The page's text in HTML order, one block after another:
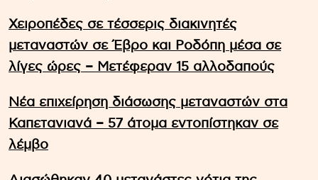
Χειροπέδες σε τέσσερις διακινητές
μεταναστών σε Έβρο και Ροδόπη μέσα σε
λίγες ώρες – Μετέφεραν 15 αλλοδαπούς
Νέα επιχείρηση διάσωσης μεταναστών στα
Καπετανιανά – 57 άτομα εντοπίστηκαν σε
λέμβο